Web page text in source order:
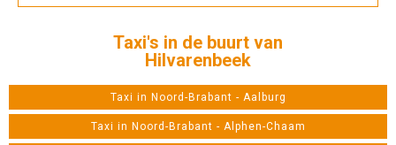
Taxi's in de buurt van
Hilvarenbeek
Taxi in Noord-Brabant - Aalburg
Taxi in Noord-Brabant - Alphen-Chaam